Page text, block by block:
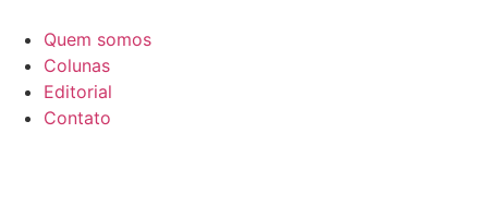
para
conteúdo
Quem somos
Colunas
Editorial
Contato